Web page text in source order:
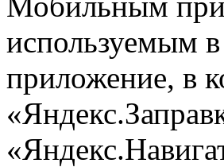
используемым
приложение, в